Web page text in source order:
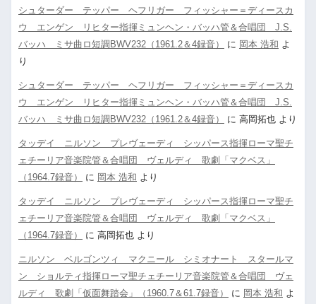
シュターダー テッパー ヘフリガー フィッシャー＝ディースカ
ウ エンゲン リヒター指揮ミュンヘン・バッハ管＆合唱団 J.S.
バッハ ミサ曲ロ短調BWV232（1961.2＆4録音）
に 岡本 浩和 よ
り
シュターダー テッパー ヘフリガー フィッシャー＝ディースカ
ウ エンゲン リヒター指揮ミュンヘン・バッハ管＆合唱団 J.S.
バッハ ミサ曲ロ短調BWV232（1961.2＆4録音）
に 高岡拓也 より
タッデイ ニルソン プレヴェーディ シッパース指揮ローマ聖チ
ェチーリア音楽院管＆合唱団 ヴェルディ 歌劇「マクベス」
（1964.7録音）
に 岡本 浩和 より
タッデイ ニルソン プレヴェーディ シッパース指揮ローマ聖チ
ェチーリア音楽院管＆合唱団 ヴェルディ 歌劇「マクベス」
（1964.7録音）
に 高岡拓也 より
ニルソン ベルゴンツィ マクニール シミオナート スタールマ
ン ショルティ指揮ローマ聖チェチーリア音楽院管＆合唱団 ヴェ
ルディ 歌劇「仮面舞踏会」（1960.7＆61.7録音）
に 岡本 浩和 よ